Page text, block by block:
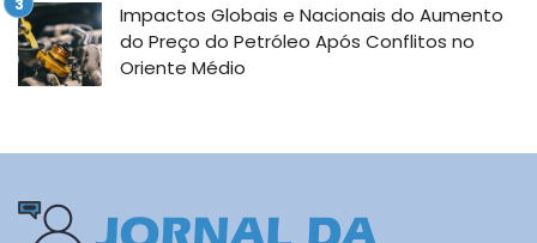
Impactos Globais e Nacionais do Aumento
do Preço do Petróleo Após Conflitos no
Oriente Médio